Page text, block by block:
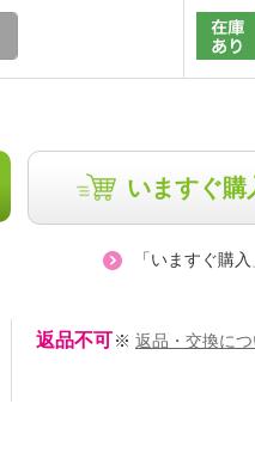
いますぐ購
「いますぐ購
返品不可 ※ 返品・交換につ